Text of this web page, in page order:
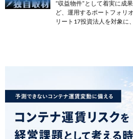
“収益物件”として着実に成
ど、運用するポートフォリ
リート17投資法人を対象に